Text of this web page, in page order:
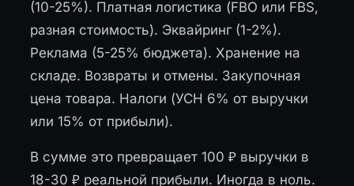
(10-25%). Платная логистика (FBO или FBS,
разная стоимость). Эквайринг (1-2%).
Реклама (5-25% бюджета). Хранение на
складе. Возвраты и отмены. Закупочная
цена товара. Налоги (УСН 6% от выручки
или 15% от прибыли).
В сумме это превращает 100 ₽ выручки в
18-30 ₽ реальной прибыли. Иногда в ноль.